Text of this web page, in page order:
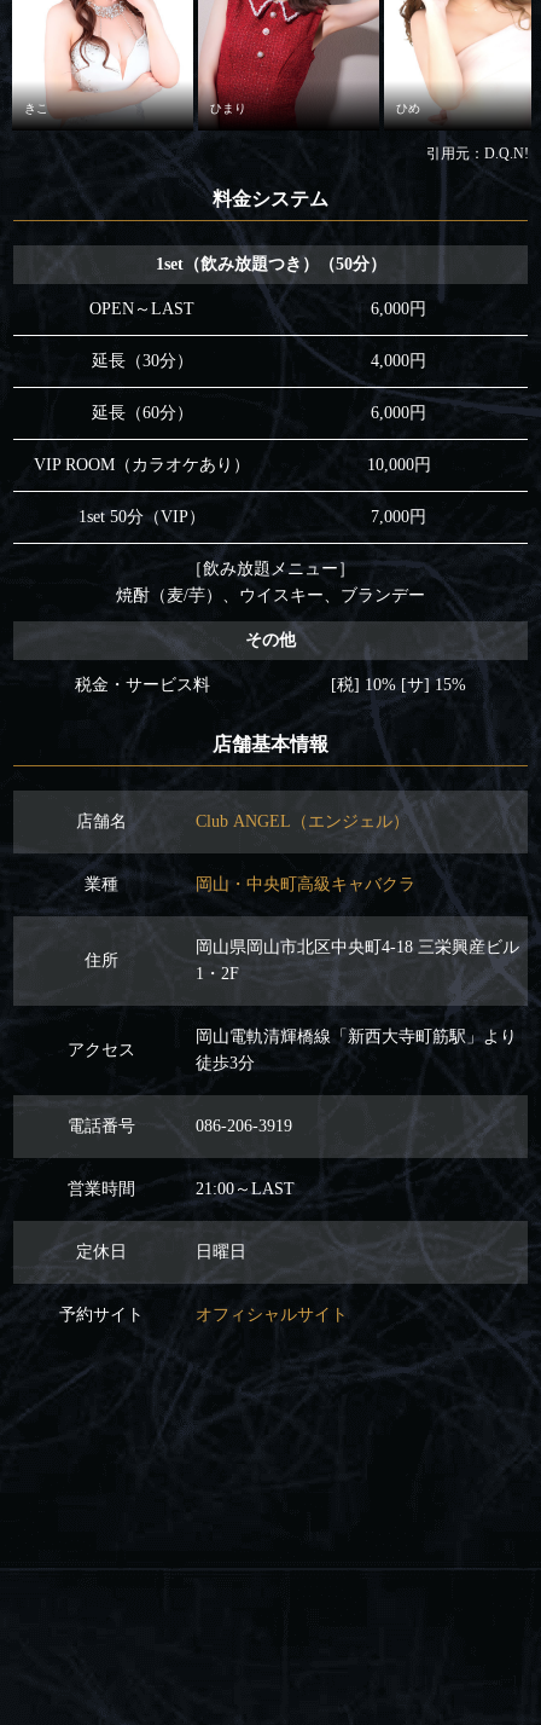
きこ ひまり ひめ
引用元：D.Q.N!
料金システム
1set（飲み放題つき）（50分）
OPEN～LAST 6,000円
延長（30分） 4,000円
延長（60分） 6,000円
VIP ROOM（カラオケあり） 10,000円
1set 50分（VIP） 7,000円
［飲み放題メニュー］
焼酎（麦/芋）、ウイスキー、ブランデー
その他
税金・サービス料 [税] 10% [サ] 15%
店舗基本情報
店舗名 Club ANGEL（エンジェル）
業種 岡山・中央町高級キャバクラ
住所
岡山県岡山市北区中央町4-18 三栄興産ビル
1・2F
アクセス
岡山電軌清輝橋線「新西大寺町筋駅」より
徒歩3分
電話番号 086-206-3919
営業時間 21:00～LAST
定休日 日曜日
予約サイト オフィシャルサイト